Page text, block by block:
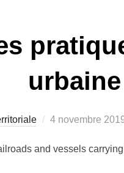
urbaine
Publié
4 novembre
and vessels